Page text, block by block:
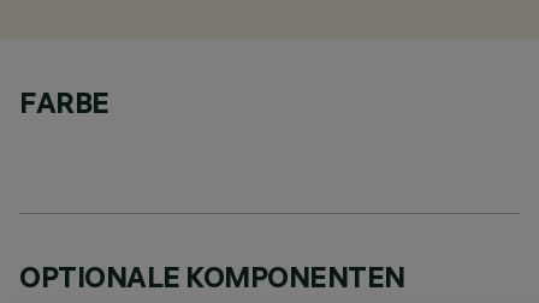
FARBE
OPTIONALE KOMPONENTEN